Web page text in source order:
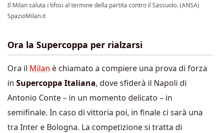
Il Milan saluta i tifosi al termine della partita contro il Sassuolo. (ANSA)
SpazioMilan.it
Ora la Supercoppa per rialzarsi
Ora il Milan è chiamato a compiere una prova di forza
in Supercoppa Italiana, dove sfiderà il Napoli di
Antonio Conte – in un momento delicato – in
semifinale. In caso di vittoria poi, in finale ci sarà una
tra Inter e Bologna. La competizione si tratta di